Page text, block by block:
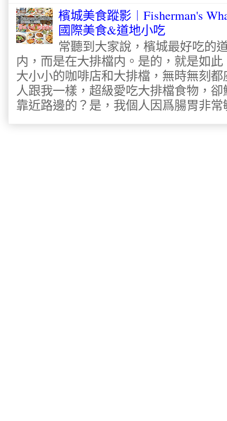
檳城美食蹤影︱Fisherman's
國際美食&道地小吃
常聽到大家說，檳城最好吃的
内，而是在大排檔内。是的，就是如
大小小的咖啡店和大排檔，無時無刻
人跟我一樣，超級愛吃大排檔食物，
靠近路邊的？是，我個人因爲腸胃非